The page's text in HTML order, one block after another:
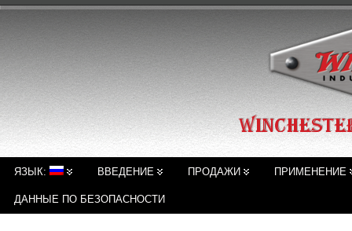
ЯЗЫК: ВВЕДЕНИЕ ПРОДАЖИ ПРИМЕНЕНИЕ
ДАННЫЕ ПО БЕЗОПАСНОСТИ